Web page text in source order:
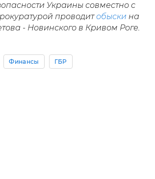
Украины совместно с
проводит обыски на
- Новинского в Кривом Роге.
Финансы ГБР